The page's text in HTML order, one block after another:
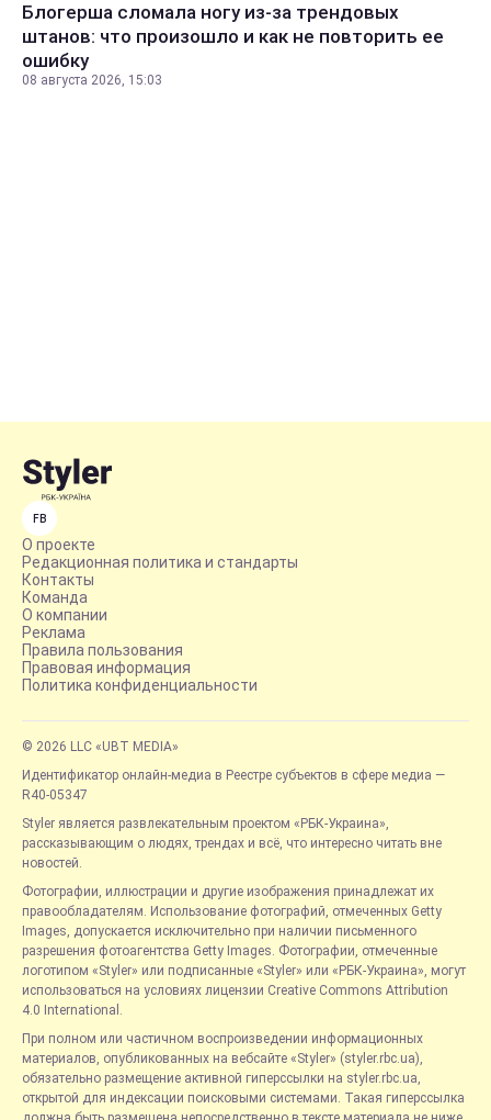
Блогерша сломала ногу из-за трендовых
штанов: что произошло и как не повторить ее
ошибку
08 августа 2026, 15:03
FB
О проекте
Редакционная политика и стандарты
Контакты
Команда
О компании
Реклама
Правила пользования
Правовая информация
Политика конфиденциальности
© 2026 LLC «UBT MEDIA»
Идентификатор онлайн-медиа в Реестре субъектов в сфере медиа —
R40-05347
Styler является развлекательным проектом «РБК-Украина»,
рассказывающим о людях, трендах и всё, что интересно читать вне
новостей.
Фотографии, иллюстрации и другие изображения принадлежат их
правообладателям. Использование фотографий, отмеченных Getty
Images, допускается исключительно при наличии письменного
разрешения фотоагентства Getty Images. Фотографии, отмеченные
логотипом «Styler» или подписанные «Styler» или «РБК-Украина», могут
использоваться на условиях лицензии Creative Commons Attribution
4.0 International.
При полном или частичном воспроизведении информационных
материалов, опубликованных на вебсайте «Styler» (styler.rbc.ua),
обязательно размещение активной гиперссылки на styler.rbc.ua,
открытой для индексации поисковыми системами. Такая гиперссылка